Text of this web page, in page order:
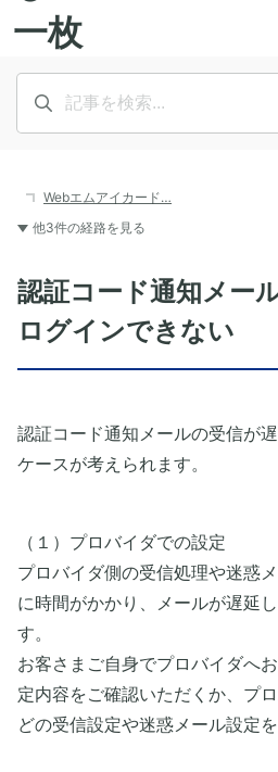
Webエムアイカード…
他3件の経路を見る
認証コード通知メー
ログインできない
認証コード通知メールの受信が
ケースが考えられます。
（１）プロバイダでの設定
プロバイダ側の受信処理や迷惑
に時間がかかり、メールが遅延
す。
お客さまご自身でプロバイダへ
定内容をご確認いただくか、プ
どの受信設定や迷惑メール設定